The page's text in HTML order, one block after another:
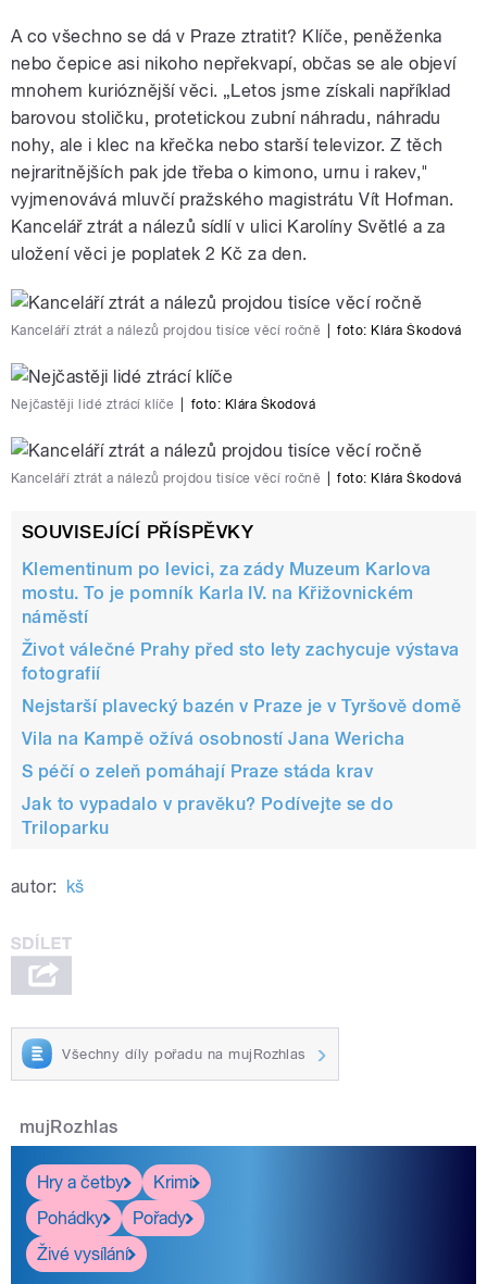
A co všechno se dá v Praze ztratit? Klíče, peněženka
nebo čepice asi nikoho nepřekvapí, občas se ale objeví
mnohem kurióznější věci. „Letos jsme získali například
barovou stoličku, protetickou zubní náhradu, náhradu
nohy, ale i klec na křečka nebo starší televizor. Z těch
nejraritnějších pak jde třeba o kimono, urnu i rakev,"
vyjmenovává mluvčí pražského magistrátu Vít Hofman.
Kancelář ztrát a nálezů sídlí v ulici Karolíny Světlé a za
uložení věci je poplatek 2 Kč za den.
Kanceláří ztrát a nálezů projdou tisíce věcí ročně foto: Klára Škodová
Nejčastěji lidé ztrácí klíče foto: Klára Škodová
Kanceláří ztrát a nálezů projdou tisíce věcí ročně foto: Klára Škodová
SOUVISEJÍCÍ PŘÍSPĚVKY
Klementinum po levici, za zády Muzeum Karlova
mostu. To je pomník Karla IV. na Křižovnickém
náměstí
Život válečné Prahy před sto lety zachycuje výstava
fotografií
Nejstarší plavecký bazén v Praze je v Tyršově domě
Vila na Kampě ožívá osobností Jana Wericha
S péčí o zeleň pomáhají Praze stáda krav
Jak to vypadalo v pravěku? Podívejte se do
Triloparku
autor: kš
Všechny díly pořadu na mujRozhlas
mujRozhlas
Hry a četby
Krimi
Pohádky
Pořady
Živé vysílání